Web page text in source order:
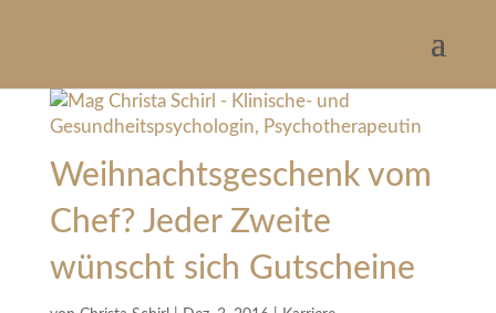
Weihnachtsgeschenk vom
Chef? Jeder Zweite
wünscht sich Gutscheine